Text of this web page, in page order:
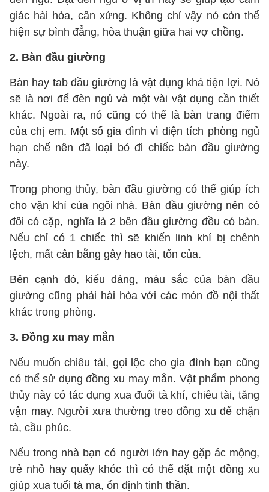
giác hài hòa, cân xứng. Không chỉ vậy nó còn thể
hiện sự bình đẳng, hòa thuận giữa hai vợ chồng.
2. Bàn đầu giường
Bàn hay tab đầu giường là vật dụng khá tiện lợi. Nó
sẽ là nơi để đèn ngủ và một vài vật dụng cần thiết
khác. Ngoài ra, nó cũng có thể là bàn trang điểm
của chị em. Một số gia đình vì diện tích phòng ngủ
hạn chế nên đã loại bỏ đi chiếc bàn đầu giường
này.
Trong phong thủy, bàn đầu giường có thể giúp ích
cho vận khí của ngôi nhà. Bàn đầu giường nên có
đôi có cặp, nghĩa là 2 bên đầu giường đều có bàn.
Nếu chỉ có 1 chiếc thì sẽ khiến linh khí bị chênh
lệch, mất cân bằng gây hao tài, tốn của.
Bên cạnh đó, kiểu dáng, màu sắc của bàn đầu
giường cũng phải hài hòa với các món đồ nội thất
khác trong phòng.
3. Đồng xu may mắn
Nếu muốn chiêu tài, gọi lộc cho gia đình bạn cũng
có thể sử dụng đồng xu may mắn. Vật phẩm phong
thủy này có tác dụng xua đuổi tà khí, chiêu tài, tăng
vận may. Người xưa thường treo đồng xu để chặn
tà, cầu phúc.
Nếu trong nhà bạn có người lớn hay gặp ác mộng,
trẻ nhỏ hay quấy khóc thì có thể đặt một đồng xu
giúp xua tuổi tà ma, ổn định tinh thần.